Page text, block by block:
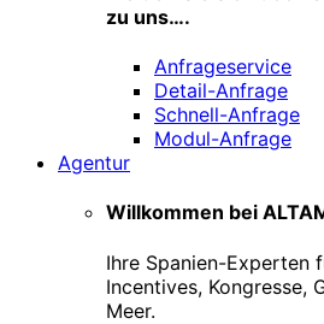
zu uns….
Anfrageservice
Detail-Anfrage
Schnell-Anfrage
Modul-Anfrage
Agentur
Willkommen bei
Ihre Spanien-Experten
Incentives, Kongresse,
Meer.